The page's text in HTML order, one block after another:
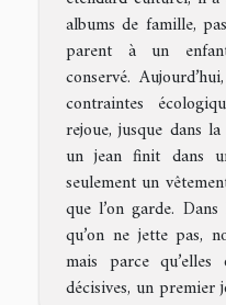
albums de famille,
parent à un
conservé.
contraintes
rejoue, jusque dans
un jean finit dans
seulement un
que l’on garde.
qu’on ne jette pas,
mais parce qu’elles
décisives, un premier